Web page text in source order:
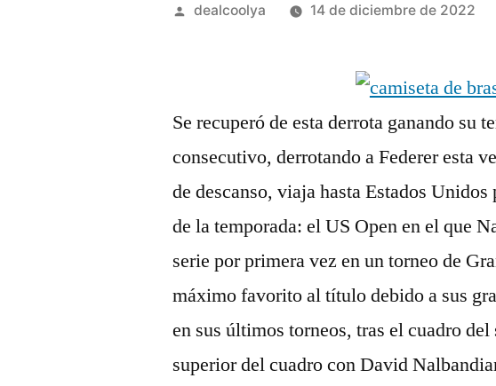
Publicado
dealcoolya 14 de diciembre de 2022
Se recuperó de esta derrota ganando su
consecutivo, derrotando a Federer esta
de descanso, viaja hasta Estados
de la temporada: el US Open en el que
serie por primera vez en un torneo de
máximo favorito al título debido a sus
en sus últimos torneos, tras el cuadro
superior del cuadro con David